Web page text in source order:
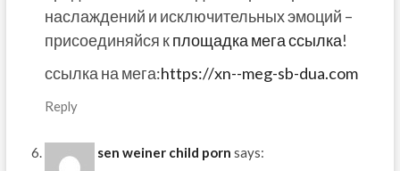
наслаждений и исключительных эмоций –
присоединяйся кплощадка мега ссылка!
ссылка на мега:https://xn--meg-sb-dua.com
Reply
sen weiner child porn says: